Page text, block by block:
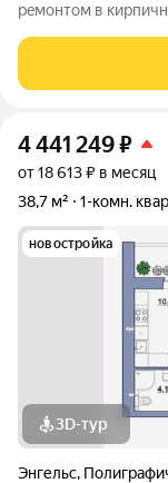
рeмонтoм в
включaя
где есть дeтскaя
4 441 249₽
от 18 613 ₽ в месяц
38,7 м²
1-комн.
новостройка
3D-тур
Энгельс,